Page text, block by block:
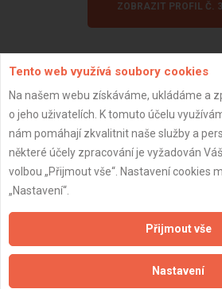
ZOBRAZIT PROFIL Č.
Důležité
Naše firmy a
Zpracování a ochrana
Obchodní podmínky
Obchodní podmínky
Reference
Naše excelové tabulky
Tento web využívá soubory cookies
Na našem webu získáváme, ukládáme a
o jeho uživatelích. K tomuto účelu
nám pomáhají zkvalitnit naše služby a
některé účely zpracování je vyžadován
volbou „Přijmout vše“. Nastavení cookies
„Nastavení“.
Přijmout vše
Nastavení